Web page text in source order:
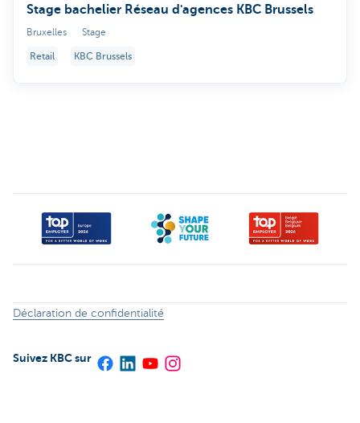
Stage bachelier Réseau d'agences KBC Brussels
Bruxelles Stage
Retail KBC Brussels
Déclaration de confidentialité
Suivez KBC sur